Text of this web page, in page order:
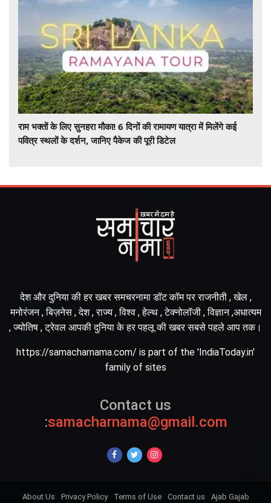
राम भक्तों के लिए सुनहरा मौका! 6 दिनों की रामायण यात्रा में मिलेंगे कई
पवित्र स्थलों के दर्शन, जानिए पैकेज की पूरी डिटेल
देश और दुनिया की हर खबर समचरनामा डॉट कॉम पर राजनीती , खेल ,
मनोरंजन , बिज़नेस , देश , राज्य , विश्व , हेल्थ , टेक्नोलॉजी , विज्ञान ,अधात्यम
, ज्योतिष , ट्रेवल आपकी दुनिया के हर पहलू की खबर सबसे पहले आप तक।
https://samacharnama.com/ is part of the 'IndiaToday.in'
family of sites
Contact us
:samacharnama@gmail.com
About Us Privacy Policy Terms of Use Contact us Ajab Gajab